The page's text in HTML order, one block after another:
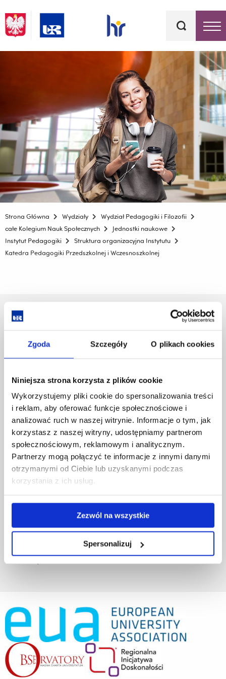
Zgoda Szczegóły O plikach cookies
Niniejsza strona korzysta z plików cookie
Wykorzystujemy pliki cookie do spersonalizowania treści
i reklam, aby oferować funkcje społecznościowe i
analizować ruch w naszej witrynie. Informacje o tym, jak
korzystasz z naszej witryny, udostępniamy partnerom
społecznościowym, reklamowym i analitycznym.
Partnerzy mogą połączyć te informacje z innymi danymi
otrzymanymi od Ciebie lub uzyskanymi podczas
korzystania z ich usług.
Zezwól na wszystkie
Spersonalizuj
kluczowe
Strona Główna Wydziały
Wydział Pedagogiki i Filozofii
całe Kolegium Nauk Społecznych
Jednostki naukowe
Instytut Pedagogiki
Struktura organizacyjna Instytutu
Katedra Pedagogiki Przedszkolnej i Wczesnoszkolnej
35-959 Rzeszów
Pomiń
przejdź
do
treści
Biblioteka
Wydawnictwo
Covid info
Studia podyplomowe
Praca na UR
Zamówienia publiczne
Fundusze strukturalne
Projekty współfinansowane przez UE
Projekty realizowane z KPO
Domy studenta
Deklaracja dostępności cyfrowej